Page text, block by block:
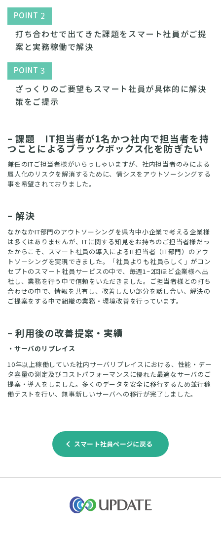
POINT 2
打ち合わせで出てきた課題をスマート社員がご提
案と実務稼働で解決
POINT 3
ざっくりのご要望もスマート社員が具体的に解決
策をご提示
– 課題 IT担当者が1名かつ社内で担当者を持
つことによるブラックボックス化を防ぎたい
兼任のITご担当者様がいらっしゃいますが、 社内担当者のみによる
属人化のリスクを解消するために、情シスをアウトソーシングする
事を希望されておりました。
– 解決
なかなかIT部門のアウトソーシングを県内中小企業で考える企業様
は多くはありませんが、ITに関する知見をお持ちのご担当者様だっ
たからこそ、スマート社員の導入によるIT担当者（IT部門）のアウ
トソーシングを実現できました。「社員よりも社員らしく」がコン
セプトのスマート社員サービスの中で、毎週1~2回ほど企業様へ出
社し、業務を行う中で信頼をいただきました。ご担当者様との打ち
合わせの中で、情報を共有し、改善したい部分を話し合い、解決の
ご提案をする中で組織の業務・環境改善を行っています。
– 利用後の改善提案・実績
・サーバのリプレイス
10年以上稼働していた社内サーバリプレイスにおける、性能・デー
タ容量の測定及びコストパフォーマンスに優れた最適なサーバのご
提案・導入をしました。多くのデータを安全に移行するため並行稼
働テストを行い、無事新しいサーバへの移行が完了しました。
navigate_before スマート社員ページに戻る